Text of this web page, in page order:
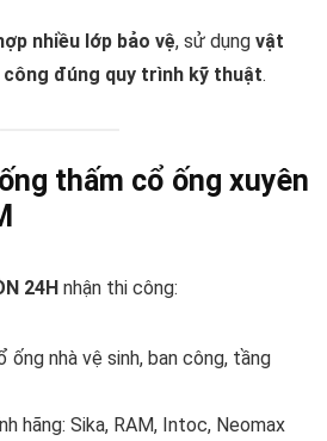
nhiều lớp bảo vệ, sử dụng vật
đúng quy trình kỹ thuật.
thấm cổ ống xuyên
24H nhận thi công:
nhà vệ sinh, ban công, tầng
hãng: Sika, RAM, Intoc, Neomax